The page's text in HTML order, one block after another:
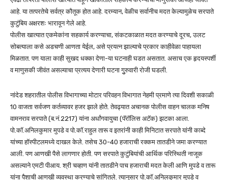
आहे. या तत्परतेचे सर्वत्र कौतूक होत आहे. दरम्यान, वेळीच सर्वानीच मदत केल्यामुळेच सरपाते
कुटुंबिय अक्षरशः भारावून गेले आहे.
पोलीस खात्यात एकमेकांना सहकार्य करण्याचा, संकटकाळात मदत करण्याचे दूरच, उलट
सोबत्याला कसे अडचणी आणता येईल, असे प्रयत्न झाल्याचे प्रकार काहीवेळा पाहायला
मिळतात. पण याला काही सुखद धक्का देणा-या घटनाही घडत असतात. असाच एक हृदयस्पर्शी
व माणुसकी जीवंत असल्याचा प्रत्यय देणारी घटना गुुरुवारी रोजी घडली.
नांदेड शहरातील पोलीस विभागाच्या मोटार परिवहन विभागात नेहमी प्रमाणे त्या दिवशी सकाळी
10 वाजता सर्वजण कर्तव्यावर हजर झाले होते. तेवढ्यात अचानक पोलीस वाहन चालक मनिष
वामनराव सरपाते (ब.नं.2217) यांना अर्धांगवायुचा (पॅरॉलिस अटॅक) झटका आला.
पो.कॉ.अनिलकुमार मुपडे व पो.कॉ.राहुल तारू व इतरांनी काही मिनिटात सरपाते यांनी काब्दे
यांच्या हॉस्पीटलमध्ये दाखल केले. तसेच 30-40 हजाराची रक्कम तातडीने जमा करण्यात
आली. पण आणखी पैसे लागणार होती. पण सरपाते कुटुंबियांची आर्थिक परिस्थिती नाजूक
असल्याने एमटी पीआय. श्री चव्हाण यांनी तातडीने पाच हजाराची मदत केली आणि मुपडे व तारू
यांना पैशाची आणखी व्यवस्था करण्याचे सांगितले. त्यानुसार पो.कॉ.अनिलकुमार मुपडे व